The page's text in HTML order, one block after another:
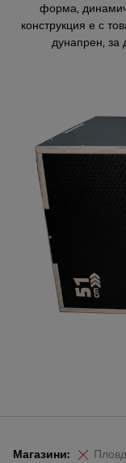
форма,
конструкция е с
дунапрен, за
Магазини: